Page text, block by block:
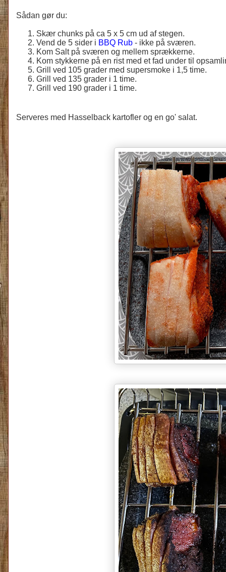
Sådan gør du:
Skær chunks på ca 5 x 5 cm ud af stegen.
Vend de 5 sider i BBQ Rub - ikke på sværen.
Kom Salt på sværen og mellem sprækkerne.
Kom stykkerne på en rist med et fad under til
Grill ved 105 grader med supersmoke i 1,5 time.
Grill ved 135 grader i 1 time.
Grill ved 190 grader i 1 time.
Serveres med Hasselback kartofler og en go' salat.